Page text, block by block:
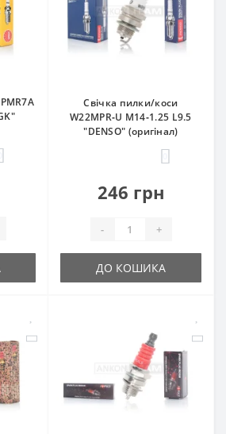
Свічка пилки/коси
W22MPR‑U M14‑1.25 L9.5
"DENSO" (оригінал)
246 грн
- +
ДО КОШИКА